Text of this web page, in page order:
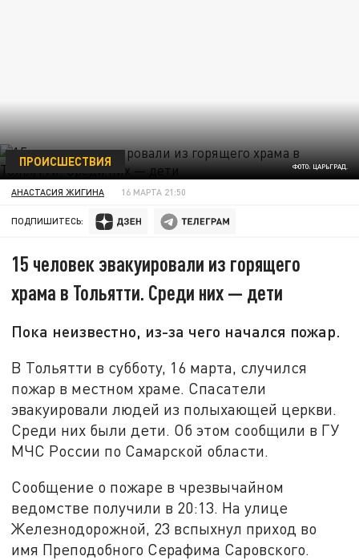
ФОТО: ЦАРЬГРАД.
ПРОИСШЕСТВИЯ
АНАСТАСИЯ ЖИГИНА 16 МАРТА 21:50
ПОДПИШИТЕСЬ:
15 человек эвакуировали из горящего
храма в Тольятти. Среди них — дети
Пока неизвестно, из-за чего начался пожар.
В Тольятти в субботу, 16 марта, случился
пожар в местном храме. Спасатели
эвакуировали людей из полыхающей церкви.
Среди них были дети. Об этом сообщили в ГУ
МЧС России по Самарской области.
Сообщение о пожаре в чрезвычайном
ведомстве получили в 20:13. На улице
Железнодорожной, 23 вспыхнул приход во
имя Преподобного Серафима Саровского.